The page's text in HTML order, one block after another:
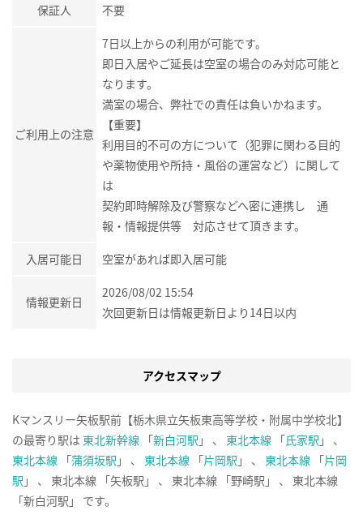
保証人 不要
ご利用上の注意
7日以上からの利用が可能です。
即日入居やご延長は空室の場合のみ対応可能と
なります。
満室の場合、弊社での責任は負いかねます。
【重要】
利用目的不可の方について（犯罪に関わる目的
や薬物使用や所持・風俗の運営など）に関して
は
契約即時解除及び警察などへ密に連携し 通
報・情報提供等 対応させて頂きます。
入居可能日 空室があれば即入居可能
情報更新日
2026/08/02 15:54
次回更新日は情報更新日より14日以内
アクセスマップ
Kマンスリー矢板駅前【栃木県立矢板東高等学校・附属中学校北】
の最寄り駅は 東北新幹線 「新白河駅 」 、 東北本線 「氏家駅 」 、
東北本線 「蒲須坂駅 」 、 東北本線 「片岡駅 」 、 東北本線 「片岡
駅 」 、 東北本線 「矢板駅」 、 東北本線 「野崎駅」 、 東北本線
「新白河駅」 です。